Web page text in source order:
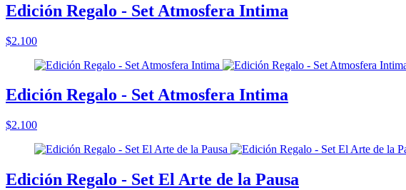
Edición Regalo - Set Atmosfera Intima
$2.100
Edición Regalo - Set Atmosfera Intima
$2.100
Edición Regalo - Set El Arte de la Pausa